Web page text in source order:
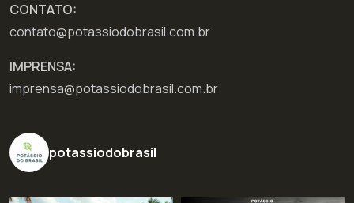
CONTATO:
contato@potassiodobrasil.com.br
IMPRENSA:
imprensa@potassiodobrasil.com.br
potassiodobrasil